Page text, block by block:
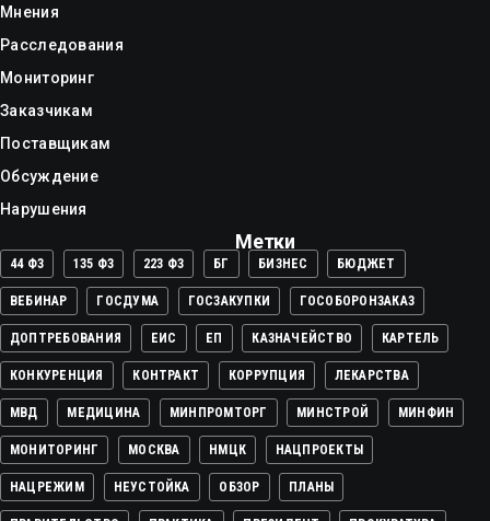
Мнения
Расследования
Мониторинг
Заказчикам
Поставщикам
Обсуждение
Нарушения
Метки
44 ФЗ 135 ФЗ 223 ФЗ БГ БИЗНЕС БЮДЖЕТ
ВЕБИНАР ГОСДУМА ГОСЗАКУПКИ ГОСОБОРОНЗАКАЗ
ДОПТРЕБОВАНИЯ ЕИС ЕП КАЗНАЧЕЙСТВО КАРТЕЛЬ
КОНКУРЕНЦИЯ КОНТРАКТ КОРРУПЦИЯ ЛЕКАРСТВА
МВД МЕДИЦИНА МИНПРОМТОРГ МИНСТРОЙ МИНФИН
МОНИТОРИНГ МОСКВА НМЦК НАЦПРОЕКТЫ
НАЦРЕЖИМ НЕУСТОЙКА ОБЗОР ПЛАНЫ